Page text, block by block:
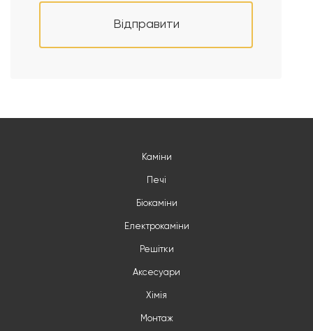
Відправити
Каміни
Печі
Біокаміни
Електрокаміни
Решітки
Аксесуари
Хімія
Монтаж